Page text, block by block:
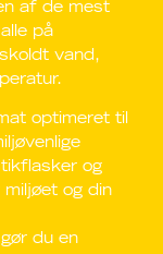
af de mest
på
vand,
optimeret til
og
og din
du en